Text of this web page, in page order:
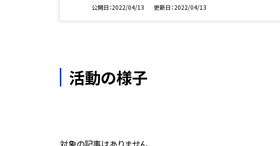
公開日 2022/04/13 更新日 2022/04/13
活動の様子